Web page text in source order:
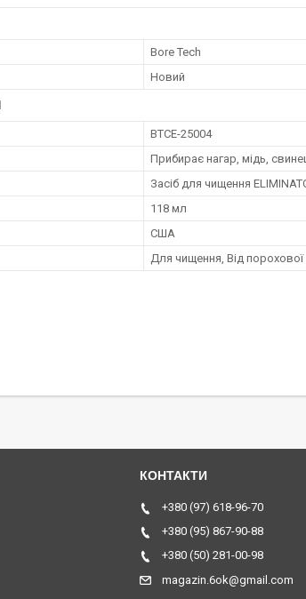
Bore Tech
Новий
BTCE-25004
Прибирає нагар, мідь,
Засіб для чищення
118 мл
США
Для чищення, Від порохової
+380 (97) 618-96-70
+380 (95) 867-90-88
+380 (50) 281-00-98
magazin.6ok@gmail.com